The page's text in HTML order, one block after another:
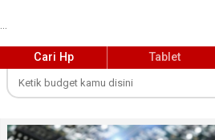
Cari Hp Tablet